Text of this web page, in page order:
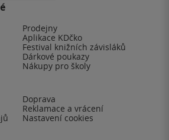
Prodejny
Aplikace KDčko
Festival knižních závisláků
Dárkové poukazy
Nákupy pro školy
Doprava
Reklamace a vrácení
Nastavení cookies